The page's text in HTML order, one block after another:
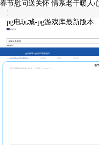
春节慰问送关怀 情系老干暖人
| |
|
pg电玩城-pg游戏库最新版本
征纳互动
本站热词：
pg电玩城-pg游戏库最新版本
pg电玩城-pg游戏库最新版本 市县频道 琼海市 工作动态
春
来源：国家税务总局琼海市税务局 发布日期：2024-02-27